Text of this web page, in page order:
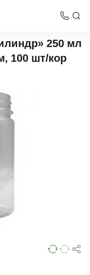
250 мл
100 шт/кор